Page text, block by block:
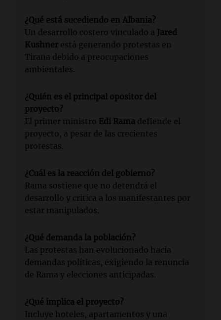
¿Qué está sucediendo en Albania?
Un desarrollo costero vinculado a Jared
Kushner está generando protestas en
Tirana debido a preocupaciones
ambientales.
¿Quién es el principal opositor del
proyecto?
El primer ministro Edi Rama defiende el
proyecto, a pesar de las crecientes
protestas.
¿Cuál es la reacción del gobierno?
Rama sostiene que no detendrá el
desarrollo y critica a los manifestantes por
estar manipulados.
¿Qué demanda la población?
Las protestas han evolucionado hacia
demandas políticas, exigiendo la renuncia
de Rama y elecciones anticipadas.
¿Qué implica el proyecto?
Incluye hoteles, apartamentos y una